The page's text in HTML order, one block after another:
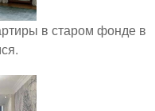
в старом фонде в